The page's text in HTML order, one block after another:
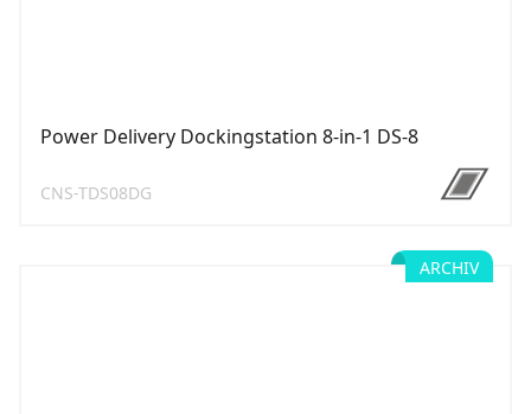
Power Delivery Dockingstation 8-in-1 DS-8
CNS-TDS08DG
ARCHIV